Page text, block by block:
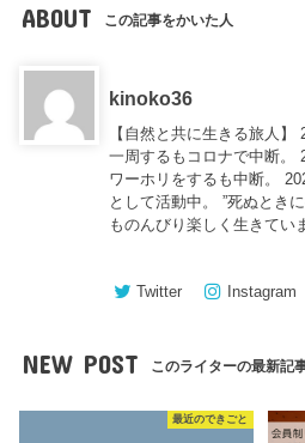
ABOUT この記事をかいた人
kinoko36
【自然と共に生きる旅人
一周するもコロナで中断。
ワーホリをするも中断。
として活動中。 ”死ぬとき
ものんびり楽しく生きてい
Twitter Instagram
NEW POST このライターの最新記
最近のできごと